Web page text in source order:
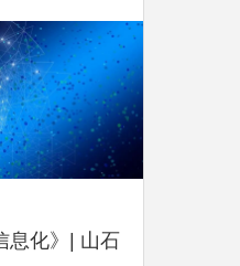
息化》| 山石